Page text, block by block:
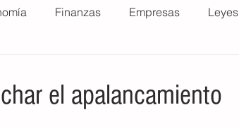
Finanzas Empresas Leyes
el apalancamiento